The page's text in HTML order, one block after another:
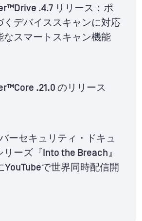
.4.7 リリース：ポ
くデバイススキャンに対応
なスマートスキャン機能
.21.0 のリリース
バーセキュリティ・ドキュ
ーズ『Into the Breach』
YouTubeで世界同時配信開